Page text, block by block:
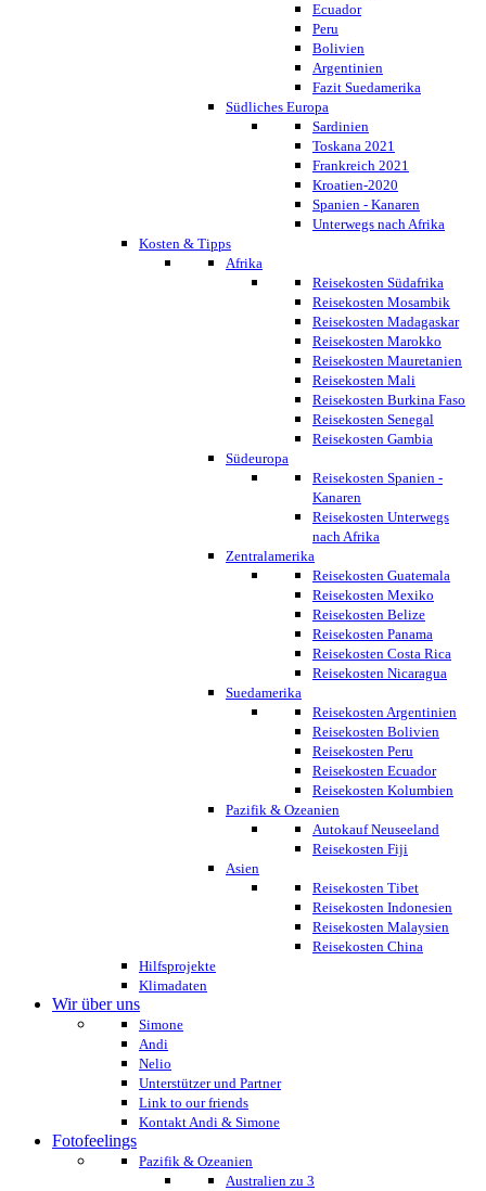
Ecuador
Peru
Bolivien
Argentinien
Fazit Suedamerika
Südliches Europa
Sardinien
Toskana 2021
Frankreich 2021
Kroatien-2020
Spanien - Kanaren
Unterwegs nach Afrika
Kosten & Tipps
Afrika
Reisekosten Südafrika
Reisekosten Mosambik
Reisekosten Madagaskar
Reisekosten Marokko
Reisekosten Mauretanien
Reisekosten Mali
Reisekosten Burkina Faso
Reisekosten Senegal
Reisekosten Gambia
Südeuropa
Reisekosten Spanien -
Kanaren
Reisekosten Unterwegs
nach Afrika
Zentralamerika
Reisekosten Guatemala
Reisekosten Mexiko
Reisekosten Belize
Reisekosten Panama
Reisekosten Costa Rica
Reisekosten Nicaragua
Suedamerika
Reisekosten Argentinien
Reisekosten Bolivien
Reisekosten Peru
Reisekosten Ecuador
Reisekosten Kolumbien
Pazifik & Ozeanien
Autokauf Neuseeland
Reisekosten Fiji
Asien
Reisekosten Tibet
Reisekosten Indonesien
Reisekosten Malaysien
Reisekosten China
Hilfsprojekte
Klimadaten
Wir über uns
Simone
Andi
Nelio
Unterstützer und Partner
Link to our friends
Kontakt Andi & Simone
Fotofeelings
Pazifik & Ozeanien
Australien zu 3